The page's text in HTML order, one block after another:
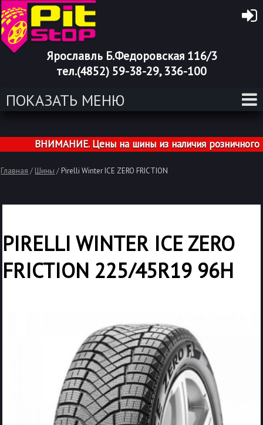
Ярославль Б.Федоровская 116/3
тел.(4852) 59-38-29, 336-100
ПОКАЗАТЬ МЕНЮ
ВНИМАНИЕ. Цены на шины из наличия розничного
Главная / Шины / Pirelli Winter ICE ZERO FRICTION
PIRELLI WINTER ICE ZERO
FRICTION 225/45R19 96H